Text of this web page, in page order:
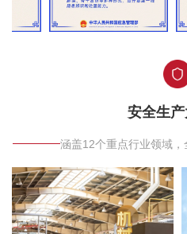
安全生
涵盖12个重点行业领域